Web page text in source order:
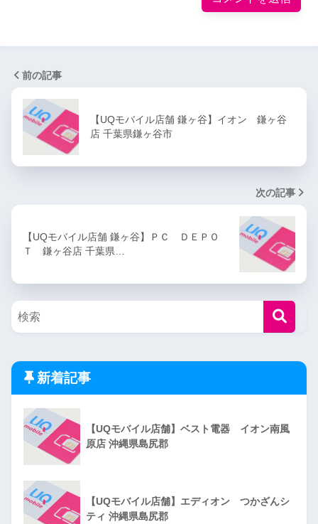
前の記事
【UQモバイル店舗 鎌ヶ谷】イオン 鎌ヶ谷
店 千葉県鎌ヶ谷市
次の記事
【UQモバイル店舗 鎌ヶ谷】ＰＣ ＤＥＰＯ
Ｔ 鎌ヶ谷店 千葉県…
新着記事
【UQモバイル店舗】ベスト電器 イオン南風
原店 沖縄県島尻郡
【UQモバイル店舗】エディオン つかざんシ
ティ 沖縄県島尻郡